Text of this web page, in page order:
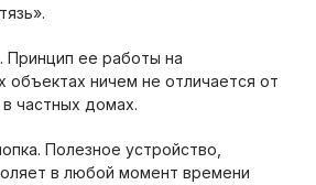
Принцип ее работы на
объектах ничем не отличается от
в частных домах.
Полезное устройство,
в любой момент времени